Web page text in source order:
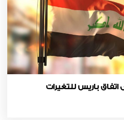
اتفاق باريس للتغيرات